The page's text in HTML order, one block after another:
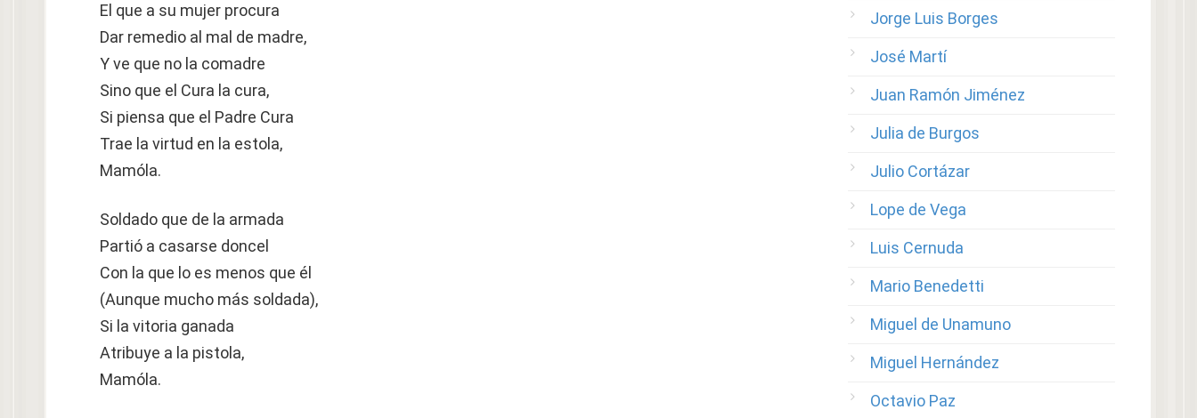
El que a su mujer procura
Dar remedio al mal de madre,
Y ve que no la comadre
Sino que el Cura la cura,
Si piensa que el Padre Cura
Trae la virtud en la estola,
Mamóla.
Soldado que de la armada
Partió a casarse doncel
Con la que lo es menos que él
(Aunque mucho más soldada),
Si la vitoria ganada
Atribuye a la pistola,
Mamóla.
Jorge Luis Borges
José Martí
Juan Ramón Jiménez
Julia de Burgos
Julio Cortázar
Lope de Vega
Luis Cernuda
Mario Benedetti
Miguel de Unamuno
Miguel Hernández
Octavio Paz